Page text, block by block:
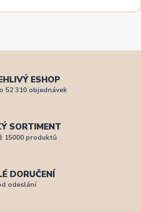
ESHOP
52 310 objednávek
SORTIMENT
15000 produktů
DORUČENÍ
odeslání